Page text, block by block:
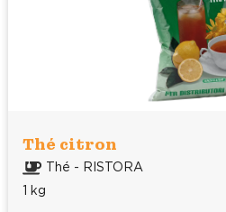
Thé citron
Thé - RISTORA
1 kg